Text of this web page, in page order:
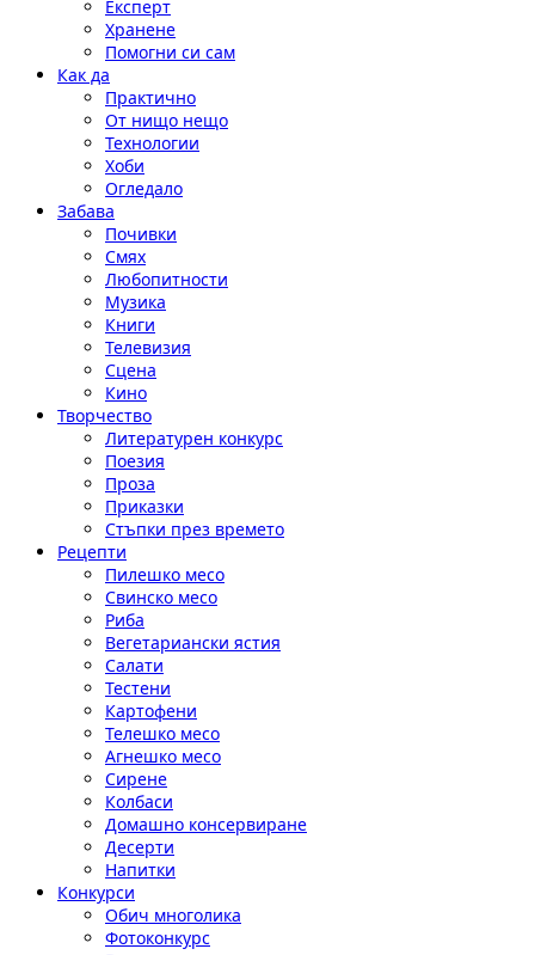
Експерт
Хранене
Помогни си сам
Как да
Практично
От нищо нещо
Технологии
Хоби
Огледало
Забава
Почивки
Смях
Любопитности
Музика
Книги
Телевизия
Сцена
Кино
Творчество
Литературен конкурс
Поезия
Проза
Приказки
Стъпки през времето
Рецепти
Пилешко месо
Свинско месо
Риба
Вегетариански ястия
Салати
Тестени
Картофени
Телешко месо
Агнешко месо
Сирене
Колбаси
Домашно консервиране
Десерти
Напитки
Конкурси
Обич многолика
Фотоконкурс